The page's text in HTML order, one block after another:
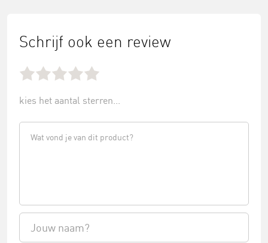
Schrijf ook een review
kies het aantal sterren...